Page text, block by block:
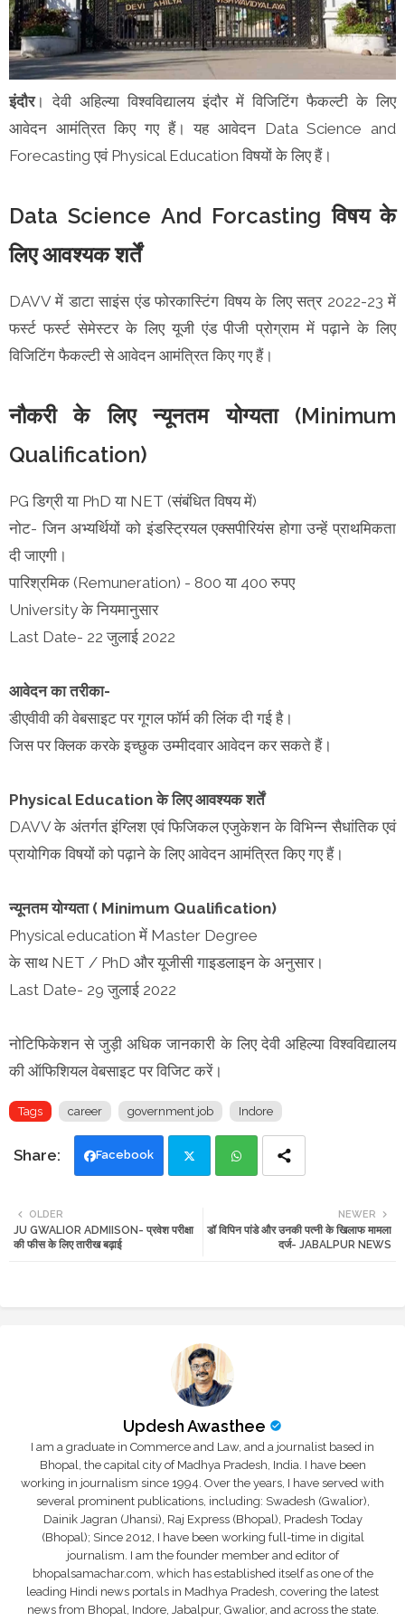
इंदौर। देवी अहिल्या विश्वविद्यालय इंदौर में विजिटिंग फैकल्टी के लिए
आवेदन आमंत्रित किए गए हैं। यह आवेदन Data Science and
Forecasting एवं Physical Education विषयों के लिए हैं।
Data Science And Forcasting विषय के
लिए आवश्यक शर्तें
DAVV में डाटा साइंस एंड फोरकास्टिंग विषय के लिए सत्र 2022-23 में
फर्स्ट फर्स्ट सेमेस्टर के लिए यूजी एंड पीजी प्रोग्राम में पढ़ाने के लिए
विजिटिंग फैकल्टी से आवेदन आमंत्रित किए गए हैं।
नौकरी के लिए न्यूनतम योग्यता (Minimum
Qualification)
PG डिग्री या PhD या NET (संबंधित विषय में)
नोट- जिन अभ्यर्थियों को इंडस्ट्रियल एक्सपीरियंस होगा उन्हें प्राथमिकता
दी जाएगी।
पारिश्रमिक (Remuneration) - 800 या 400 रुपए
University के नियमानुसार
Last Date- 22 जुलाई 2022
आवेदन का तरीका-
डीएवीवी की वेबसाइट पर गूगल फॉर्म की लिंक दी गई है।
जिस पर क्लिक करके इच्छुक उम्मीदवार आवेदन कर सकते हैं।
Physical Education के लिए आवश्यक शर्तें
DAVV के अंतर्गत इंग्लिश एवं फिजिकल एजुकेशन के विभिन्न सैधांतिक एवं
प्रायोगिक विषयों को पढ़ाने के लिए आवेदन आमंत्रित किए गए हैं।
न्यूनतम योग्यता ( Minimum Qualification)
Physical education में Master Degree
के साथ NET / PhD और यूजीसी गाइडलाइन के अनुसार।
Last Date- 29 जुलाई 2022
नोटिफिकेशन से जुड़ी अधिक जानकारी के लिए देवी अहिल्या विश्वविद्यालय
की ऑफिशियल वेबसाइट पर विजिट करें।
Tags career government job Indore
Facebook
tte ats
NEWER
डॉ विपिन पांडे और उनकी पत्नी के खिलाफ मामला
दर्ज- JABALPUR NEWS
OLDER
JU GWALIOR ADMIISON- प्रवेश परीक्षा
की फीस के लिए तारीख बढ़ाई
Updesh Awasthee
I am a graduate in Commerce and Law, and a journalist based in
Bhopal, the capital city of Madhya Pradesh, India. I have been
working in journalism since 1994. Over the years, I have served with
several prominent publications, including: Swadesh (Gwalior),
Dainik Jagran (Jhansi), Raj Express (Bhopal), Pradesh Today
(Bhopal); Since 2012, I have been working full-time in digital
journalism. I am the founder member and editor of
bhopalsamachar.com, which has established itself as one of the
leading Hindi news portals in Madhya Pradesh, covering the latest
news from Bhopal, Indore, Jabalpur, Gwalior, and across the state.